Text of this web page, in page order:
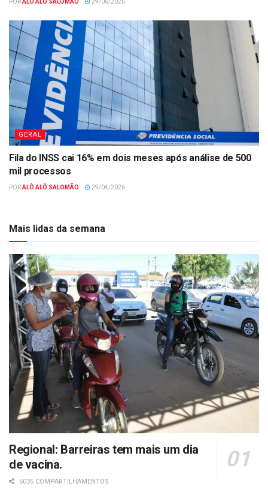
GERAL
Fila do INSS cai 16% em dois meses após análise de 500
mil processos
PORALÔ ALÔ SALOMÃO 29/04/2026
Mais lidas da semana
Regional: Barreiras tem mais um dia
de vacina.
6035 COMPARTILHAMENTOS